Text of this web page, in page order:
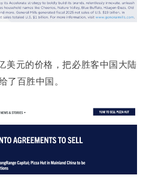
美元的价格，把必胜客中国大陆
了百胜中国。